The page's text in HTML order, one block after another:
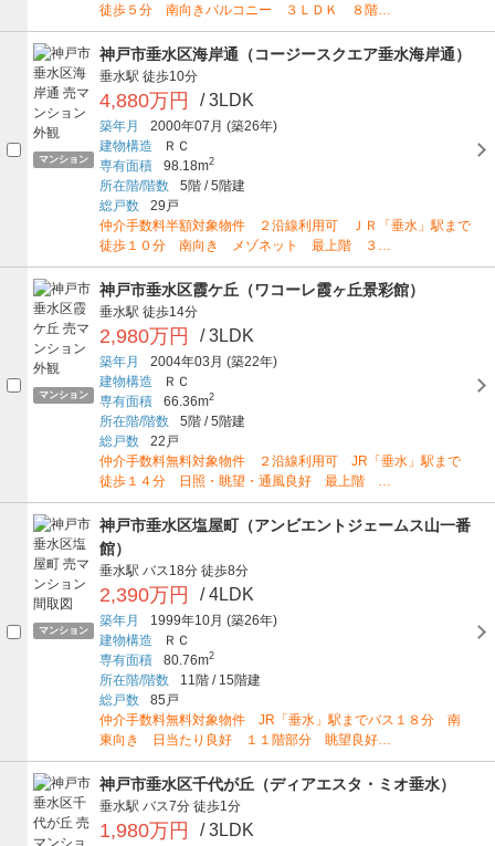
徒歩５分 南向きバルコニー ３ＬＤＫ ８階…
マンション
神戸市垂水区海岸通（コージースクエア垂水海岸通）
垂水駅 徒歩10分
4,880万円 / 3LDK
築年月 2000年07月 (築26年)
建物構造
ＲＣ
専有面積
98.18m2
所在階/階数 5階 /5階建
総戸数
29戸
仲介手数料半額対象物件 ２沿線利用可 ＪＲ「垂水」駅まで
徒歩１０分 南向き メゾネット 最上階 ３…
マンション
神戸市垂水区霞ケ丘（ワコーレ霞ヶ丘景彩館）
垂水駅 徒歩14分
2,980万円 / 3LDK
築年月 2004年03月 (築22年)
建物構造
ＲＣ
専有面積
66.36m2
所在階/階数 5階 /5階建
総戸数
22戸
仲介手数料無料対象物件 ２沿線利用可 JR「垂水」駅まで
徒歩１４分 日照・眺望・通風良好 最上階 …
マンション
神戸市垂水区塩屋町（アンビエントジェームス山一番
館）
垂水駅 バス18分 徒歩8分
2,390万円 / 4LDK
築年月 1999年10月 (築26年)
建物構造
ＲＣ
専有面積
80.76m2
所在階/階数 11階 /15階建
総戸数
85戸
仲介手数料無料対象物件 JR「垂水」駅までバス１８分 南
東向き 日当たり良好 １１階部分 眺望良好…
神戸市垂水区千代が丘（ディアエスタ・ミオ垂水）
垂水駅 バス7分 徒歩1分
1,980万円 / 3LDK